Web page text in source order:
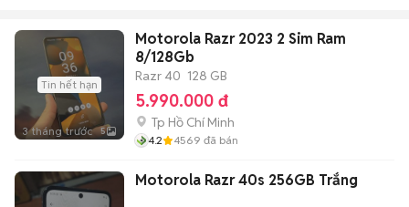
Tin hết hạn
3 tháng trước 5
Motorola Razr 2023 2 Sim Ram
8/128Gb
Razr 40 128 GB
5.990.000 đ
Tp Hồ Chí Minh
4.2 4569 đã bán
Motorola Razr 40s 256GB Trắng